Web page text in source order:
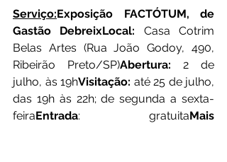
Serviço:Exposição FACTÓTUM, de
Gastão DebreixLocal: Casa Cotrim
Belas Artes (Rua João Godoy, 490,
Ribeirão Preto/SP)Abertura: 2 de
julho, às 19hVisitação: até 25 de julho,
das 19h às 22h; de segunda a sexta-
feiraEntrada: gratuitaMais